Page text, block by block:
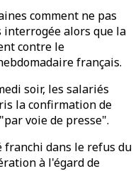
comment ne pas
interrogée alors que la
contre le
français.
soir, les salariés
la confirmation de
voie de presse".
franchi dans le refus du
à l'égard de